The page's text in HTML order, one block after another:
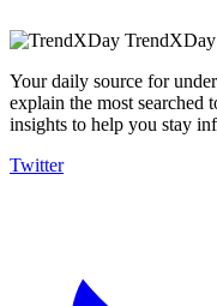
TrendXDay
Your daily source for
explain the most
insights to help you stay
Twitter